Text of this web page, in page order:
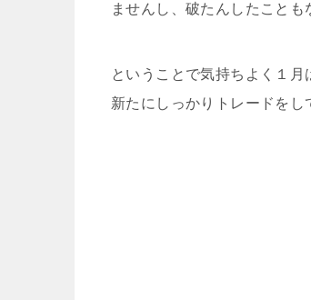
ませんし、破たんしたこと
ということで気持ちよく１
新たにしっかりトレードをし